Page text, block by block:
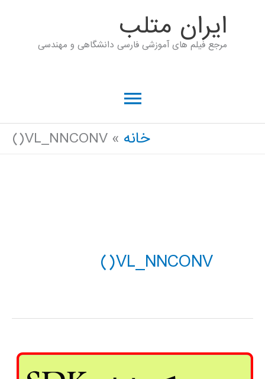
ايران متلب
مرجع فیلم های آموزشی فارسی دانشگاهی و مهندسی
فهرست
اصلی
خانه VL_NNCONV()
VL_NNCONV()